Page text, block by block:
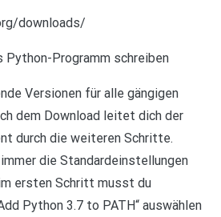
downloads/
Versionen für alle gängigen
dem Download leitet dich der
durch die weiteren Schritte.
die Standardeinstellungen
ersten Schritt musst du
Python 3.7 to PATH“ auswählen